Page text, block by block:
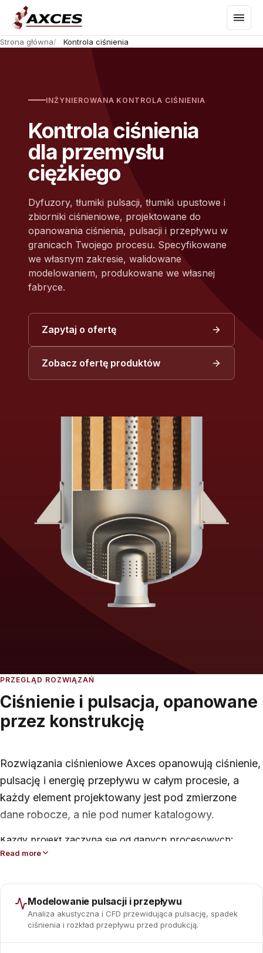
Strona główna Kontrola ciśnienia
INŻYNIEROWANA KONTROLA CIŚNIENIA
Kontrola ciśnienia
dla przemysłu
ciężkiego
Dyfuzory, tłumiki pulsacji, tłumiki upustowe i
zbiorniki ciśnieniowe, projektowane do
opanowania ciśnienia, pulsacji i przepływu w
granicach Twojego procesu. Specyfikowane
we własnym zakresie, walidowane
modelowaniem, produkowane we własnej
fabryce.
Zapytaj o ofertę
Zobacz ofertę produktów
PRZEGLĄD ROZWIĄZAŃ
Ciśnienie i pulsacja, opanowane
przez konstrukcję
Rozwiązania ciśnieniowe Axces opanowują ciśnienie,
pulsację i energię przepływu w całym procesie, a
każdy element projektowany jest pod zmierzone
dane robocze, a nie pod numer katalogowy.
Każdy projekt zaczyna się od danych procesowych:
natężenia przepływu, ciśnienia roboczego i projektowego,
które musisz spełnić. Następnie nasi inżynierowie
dobierają dyfuzory, tłumiki, tłumiki upustowe lub zbiorniki
ciśnieniowe, modelują wynik i weryfikują go względem
specyfikacji, zanim ruszy produkcja.
Read more
Modelowanie pulsacji i przepływu
Analiza akustyczna i CFD przewidująca pulsację, spadek
ciśnienia i rozkład przepływu przed produkcją.